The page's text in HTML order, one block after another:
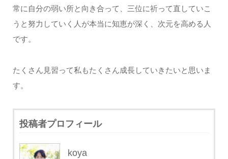
常に自分の弱い所と向き合って、三位に祈って直していこ
うと努力していく人が本当に知恵が深く、次元を高める人
です。
たくさん見習って私もたくさん成長していきたいと思いま
す。
投稿者プロフィール
koya